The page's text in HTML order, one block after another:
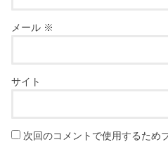
メール ※
サイト
次回のコメントで使用するため